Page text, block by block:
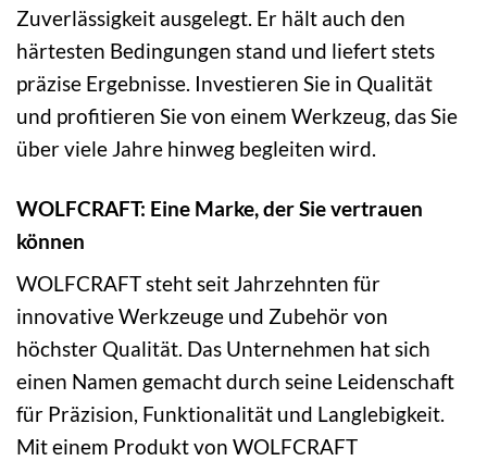
Zuverlässigkeit ausgelegt. Er hält auch den
härtesten Bedingungen stand und liefert stets
präzise Ergebnisse. Investieren Sie in Qualität
und profitieren Sie von einem Werkzeug, das Sie
über viele Jahre hinweg begleiten wird.
WOLFCRAFT: Eine Marke, der Sie vertrauen
können
WOLFCRAFT steht seit Jahrzehnten für
innovative Werkzeuge und Zubehör von
höchster Qualität. Das Unternehmen hat sich
einen Namen gemacht durch seine Leidenschaft
für Präzision, Funktionalität und Langlebigkeit.
Mit einem Produkt von WOLFCRAFT